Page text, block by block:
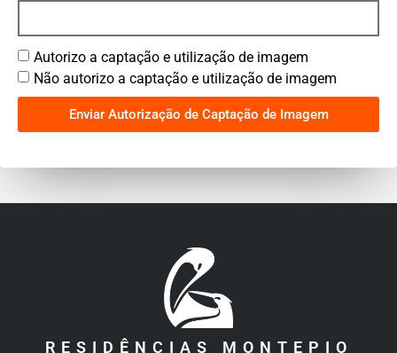
Autorizo a captação e utilização de imagem
Não autorizo a captação e utilização de imagem
Enviar Autorização de Captação de Imagem
RESIDÊNCIAS MONTEPIO